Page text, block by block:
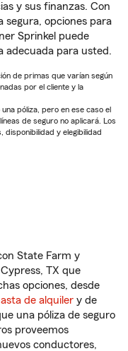
y sus finanzas. Con
segura, opciones para
Sprinkel puede
adecuada para usted.
de primas que varían según
por el cliente y la
póliza, pero en ese caso el
de seguro no aplicará. Los
y elegibilidad
State Farm y
TX que
opciones, desde
de alquiler y de
una póliza de seguro
proveemos
conductores,